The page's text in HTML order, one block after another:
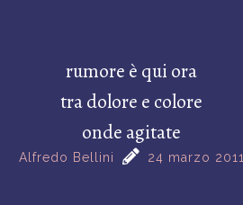
rumore è qui ora
tra dolore e colore
onde agitate
Alfredo Bellini 24 marzo 2011